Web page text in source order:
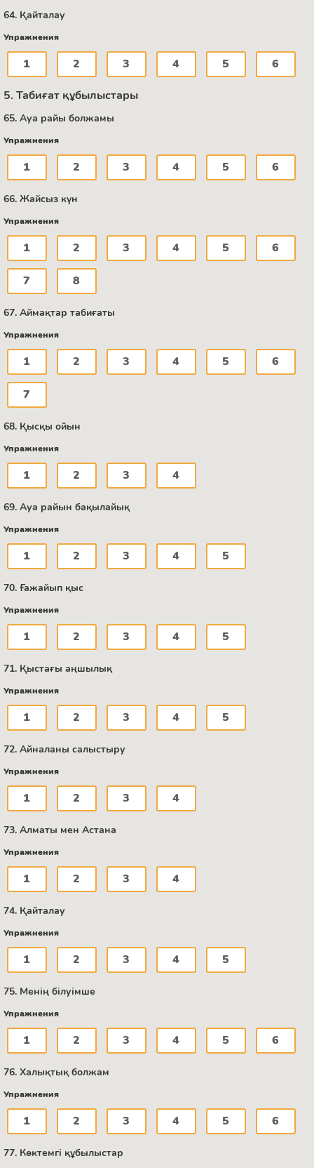
64. Қайталау
Упражнения
1 2 3 4 5 6
5. Табиғат құбылыстары
65. Ауа райы болжамы
Упражнения
1 2 3 4 5 6
66. Жайсыз күн
Упражнения
1 2 3 4 5 6
7 8
67. Аймақтар табиғаты
Упражнения
1 2 3 4 5 6
7
68. Қысқы ойын
Упражнения
1 2 3 4
69. Ауа райын бақылайық
Упражнения
1 2 3 4 5
70. Ғажайып қыс
Упражнения
1 2 3 4 5
71. Қыстағы аңшылық
Упражнения
1 2 3 4 5
72. Айналаны салыстыру
Упражнения
1 2 3 4
73. Алматы мен Астана
Упражнения
1 2 3 4
74. Қайталау
Упражнения
1 2 3 4 5
75. Менің білуімше
Упражнения
1 2 3 4 5 6
76. Халықтық болжам
Упражнения
1 2 3 4 5 6
77. Көктемгі құбылыстар